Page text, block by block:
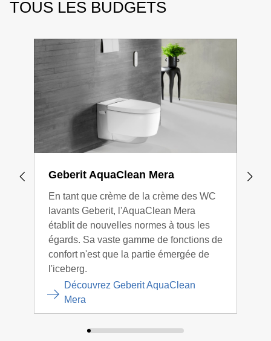
TOUS LES BUDGETS
Geberit AquaClean Mera
En tant que crème de la crème des WC
lavants Geberit, l'AquaClean Mera
établit de nouvelles normes à tous les
égards. Sa vaste gamme de fonctions de
confort n'est que la partie émergée de
l'iceberg.
Découvrez Geberit AquaClean
Mera